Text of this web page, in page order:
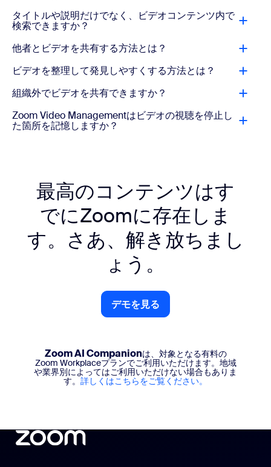
タイトルや説明だけでなく、ビデオコンテンツ内で
検索できますか？
他者とビデオを共有する方法とは？
ビデオを整理して発見しやすくする方法とは？
組織外でビデオを共有できますか？
Zoom Video Managementはビデオの視聴を停止し
た箇所を記憶しますか？
最高のコンテンツはす
でにZoomに存在しま
す。さあ、解き放ちまし
ょう。
デモを見る
デモを見る
Zoom AI Companionは、対象となる有料の
Zoom Workplaceプランでご利用いただけます。地域
や業界別によってはご利用いただけない場合もありま
す。 詳しくはこちらをご覧ください。